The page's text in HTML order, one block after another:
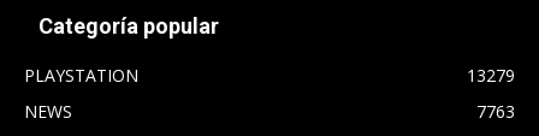
Categoría popular
PLAYSTATION
13279
NEWS
7763